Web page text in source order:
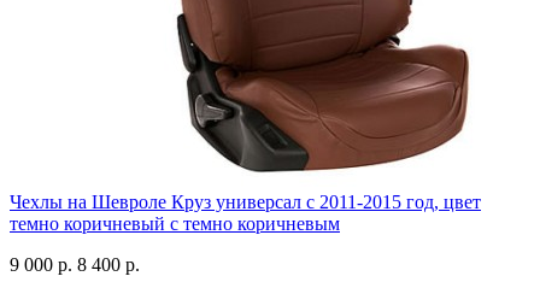
Чехлы на Шевроле Круз универсал с 2011-2015 год, цвет
темно коричневый с темно коричневым
9 000 р. 8 400 р.